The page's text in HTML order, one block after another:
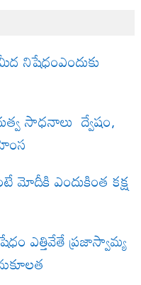
నిషేధంఎందుకు
సాధనాలు ద్వేషం,
మోదీకి ఎందుకింత కక్ష
ఎత్తివేతే ప్రజాస్వామ్య